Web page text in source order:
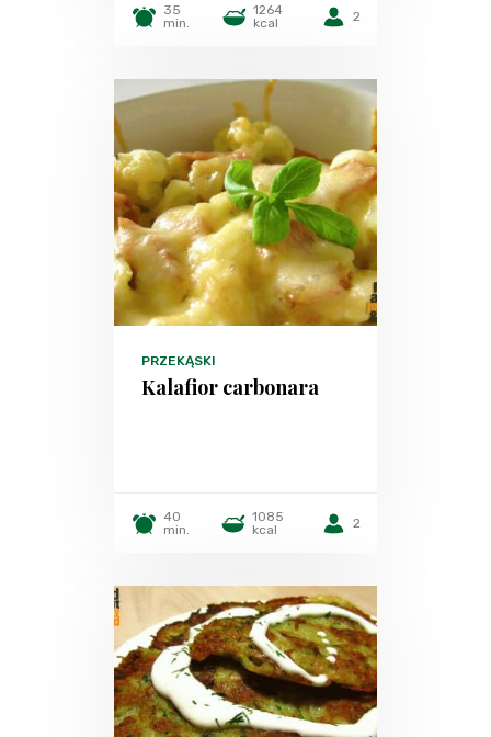
35
min.
1264
kcal
2
PRZEKĄSKI
Kalafior carbonara
40
min.
1085
kcal
2